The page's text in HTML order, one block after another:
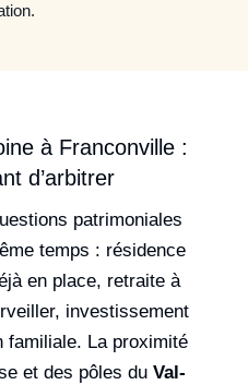
à Franconville :
d’arbitrer
patrimoniales
temps : résidence
en place, retraite à
investissement
familiale. La proximité
et des pôles du Val-